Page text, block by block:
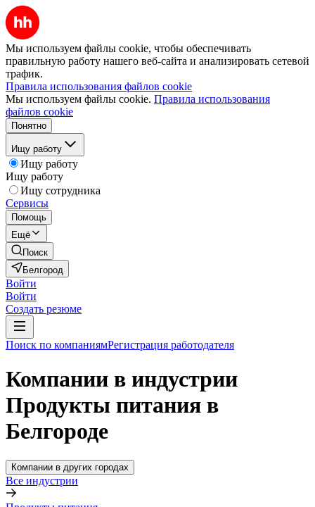
Мы используем файлы cookie, чтобы обеспечивать
правильную работу нашего веб-сайта и анализировать сетевой
трафик.
Правила использования файлов cookie
Мы используем файлы cookie. Правила использования
файлов cookie
Понятно
Ищу работу
Ищу работу
Ищу работу
Ищу сотрудника
Сервисы
Помощь
Ещё
Поиск
Белгород
Войти
Войти
Создать резюме
Поиск по компаниямРегистрация работодателя
Компании в индустрии
Продукты питания в
Белгороде
Компании в других городах
Все индустрии